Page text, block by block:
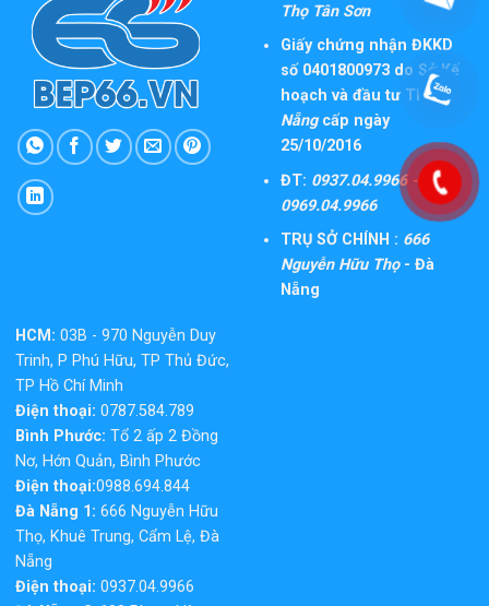
Thọ Tân Sơn
Giấy chứng nhận ĐKKD
số 0401800973 do Sở Kế
hoạch và đầu tư TPĐà
Nẵngcấp ngày
25/10/2016
ĐT: 0937.04.9966 -
0969.04.9966
TRỤ SỞ CHÍNH : 666
Nguyễn Hữu Thọ- Đà
Nẵng
HCM: 03B - 970 Nguyễn Duy
Trinh, P Phú Hữu, TP Thủ Đức,
TP Hồ Chí Minh
Điện thoại: 0787.584.789
Bình Phước: Tổ 2 ấp 2 Đồng
Nơ, Hớn Quản, Bình Phước
Điện thoại:0988.694.844
Đà Nẵng 1: 666 Nguyễn Hữu
Thọ, Khuê Trung, Cẩm Lệ, Đà
Nẵng
Điện thoại: 0937.04.9966